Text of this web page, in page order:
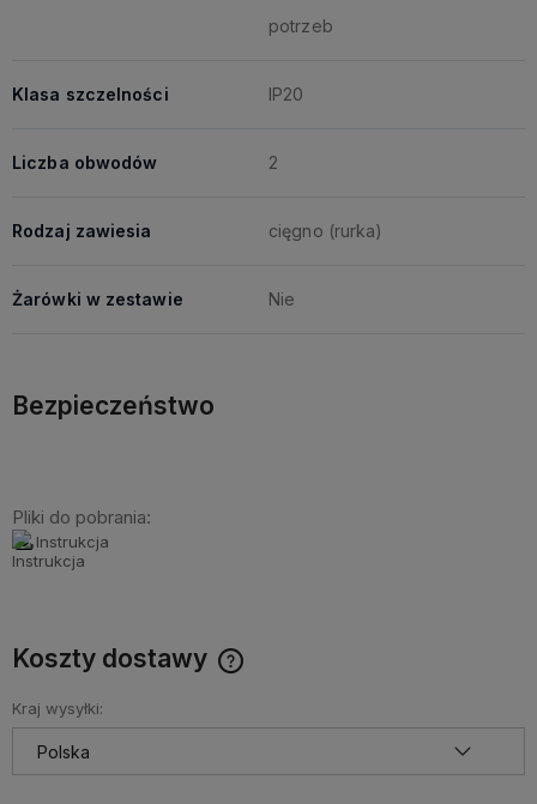
potrzeb
Klasa szczelności IP20
Liczba obwodów 2
Rodzaj zawiesia cięgno (rurka)
Żarówki w zestawie Nie
Bezpieczeństwo
Pliki do pobrania:
Instrukcja
Koszty dostawy
Kraj wysyłki: